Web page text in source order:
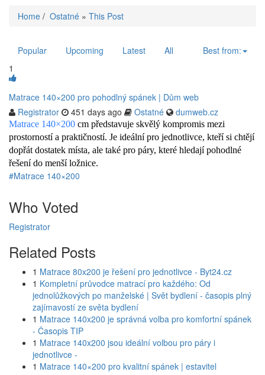
Home / Ostatné » This Post
Popular Upcoming Latest All
Best from:
1
Matrace 140×200 pro pohodlný spánek | Dům web
Registrator
451 days ago Ostatné dumweb.cz
Matrace 140×200 cm představuje skvělý kompromis mezi
prostorností a praktičností. Je ideální pro jednotlivce, kteří si chtějí
dopřát dostatek místa, ale také pro páry, které hledají pohodlné
řešení do menší ložnice.
#Matrace 140×200
Who Voted
Registrator
Related Posts
1 Matrace 80x200 je řešení pro jednotlivce - Byt24.cz
1 Kompletní průvodce matrací pro každého: Od
jednolůžkových po manželské | Svět bydlení - časopis plný
zajímavostí ze světa bydlení
1 Matrace 140x200 je správná volba pro komfortní spánek
- Časopis TIP
1 Matrace 140x200 jsou ideální volbou pro páry i
jednotlivce -
1 Matrace 140×200 pro kvalitní spánek | estavitel